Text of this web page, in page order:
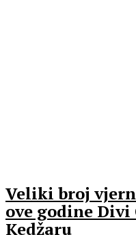
Veliki broj
ove godine Divi
Kedžaru